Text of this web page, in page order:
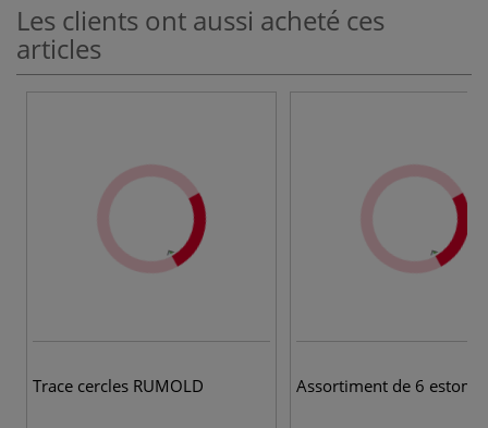
Les clients ont aussi acheté ces
articles
Trace cercles RUMOLD Assortiment de 6